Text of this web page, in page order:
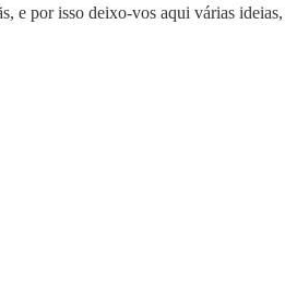
e por isso deixo-vos aqui várias